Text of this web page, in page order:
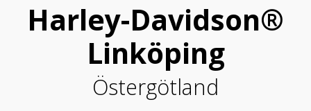
Harley-Davidson®
Linköping
Östergötland